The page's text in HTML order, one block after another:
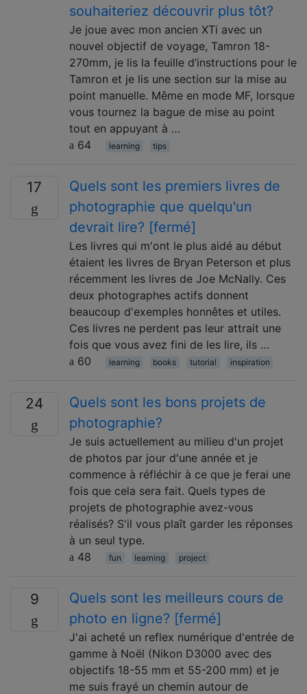
souhaiteriez découvrir plus tôt?
Je joue avec mon ancien XTi avec un
nouvel objectif de voyage, Tamron 18-
270mm, je lis la feuille d’instructions pour le
Tamron et je lis une section sur la mise au
point manuelle. Même en mode MF, lorsque
vous tournez la bague de mise au point
tout en appuyant à …
64
learning tips
17
Quels sont les premiers livres de
photographie que quelqu'un
devrait lire? [fermé]
Les livres qui m'ont le plus aidé au début
étaient les livres de Bryan Peterson et plus
récemment les livres de Joe McNally. Ces
deux photographes actifs donnent
beaucoup d'exemples honnêtes et utiles.
Ces livres ne perdent pas leur attrait une
fois que vous avez fini de les lire, ils …
60
learning books tutorial inspiration
24
Quels sont les bons projets de
photographie?
Je suis actuellement au milieu d'un projet
de photos par jour d'une année et je
commence à réfléchir à ce que je ferai une
fois que cela sera fait. Quels types de
projets de photographie avez-vous
réalisés? S'il vous plaît garder les réponses
à un seul type.
48
fun learning project
9
Quels sont les meilleurs cours de
photo en ligne? [fermé]
J'ai acheté un reflex numérique d'entrée de
gamme à Noël (Nikon D3000 avec des
objectifs 18-55 mm et 55-200 mm) et je
me suis frayé un chemin autour de